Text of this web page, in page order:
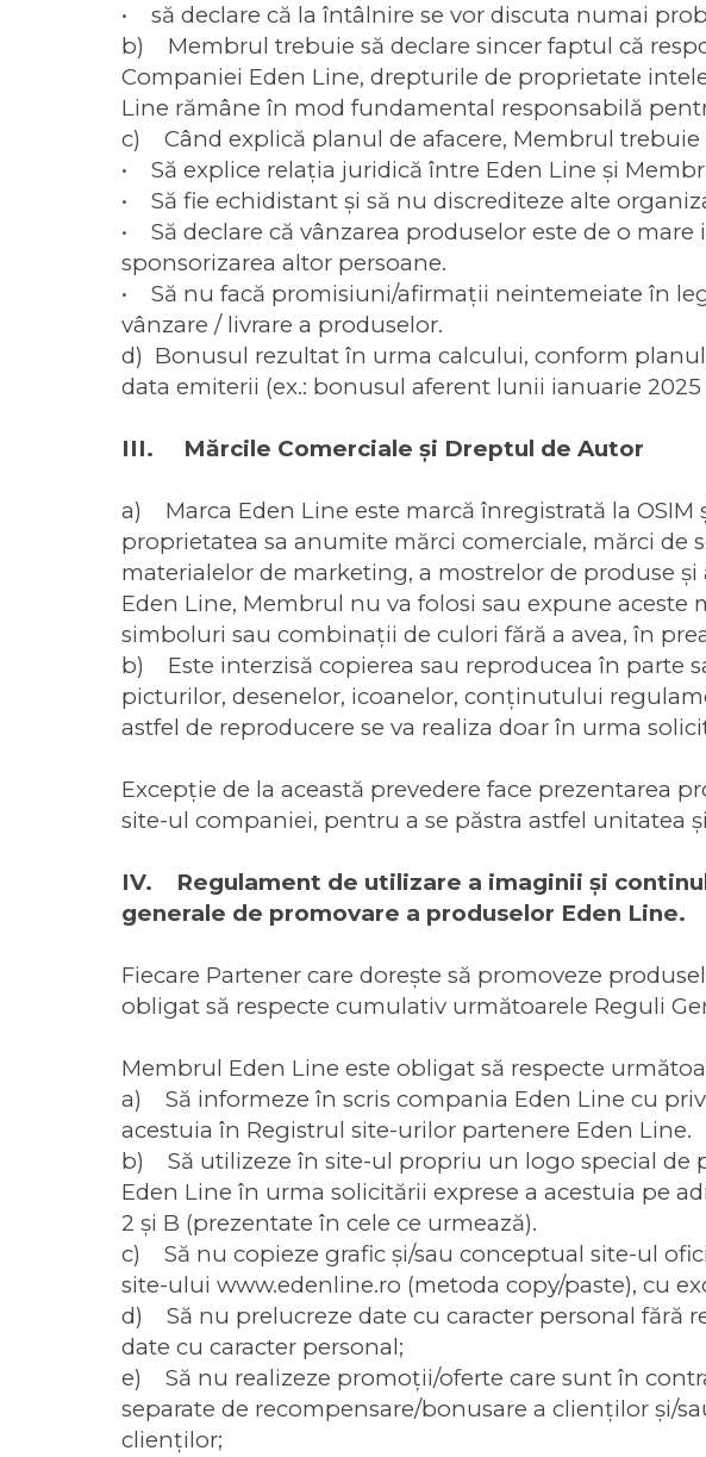
• să declare că la întâlnire se vor discuta numai
b) Membrul trebuie să declare sincer faptul că
Companiei Eden Line, drepturile de proprietate
Line rămâne în mod fundamental responsabilă
c) Când explică planul de afacere, Membrul trebuie
• Să explice relaţia juridică între Eden Line şi
• Să fie echidistant şi să nu discrediteze alte
• Să declare că vânzarea produselor este de o
sponsorizarea altor persoane.
• Să nu facă promisiuni/afirmaţii neintemeiate în
vânzare / livrare a produselor.
d) Bonusul rezultat în urma calcului, conform
data emiterii (ex.: bonusul aferent lunii ianuarie
III. Mărcile Comerciale şi Dreptul de Autor
a) Marca Eden Line este marcă înregistrată la
proprietatea sa anumite mărci comerciale, mărci
materialelor de marketing, a mostrelor de produse
Eden Line, Membrul nu va folosi sau expune
simboluri sau combinaţii de culori fără a avea, în
b) Este interzisă copierea sau reproducea în parte
picturilor, desenelor, icoanelor, conţinutului
astfel de reproducere se va realiza doar în urma
Excepție de la această prevedere face prezentarea
site-ul companiei, pentru a se păstra astfel unitatea
IV. Regulament de utilizare a imaginii şi
generale de promovare a produselor Eden Line.
Fiecare Partener care doreşte să promoveze
obligat să respecte cumulativ următoarele Reguli
Membrul Eden Line este obligat să respecte
a) Să informeze în scris compania Eden Line cu
acestuia în Registrul site-urilor partenere Eden Line.
b) Să utilizeze în site-ul propriu un logo special de
Eden Line în urma solicitării exprese a acestuia pe
2 şi B (prezentate în cele ce urmează).
c) Să nu copieze grafic şi/sau conceptual site-ul
site-ului www.edenline.ro (metoda copy/paste), cu
d) Să nu prelucreze date cu caracter personal fără
date cu caracter personal;
e) Să nu realizeze promoţii/oferte care sunt în
separate de recompensare/bonusare a clienţilor şi/
clienţilor;